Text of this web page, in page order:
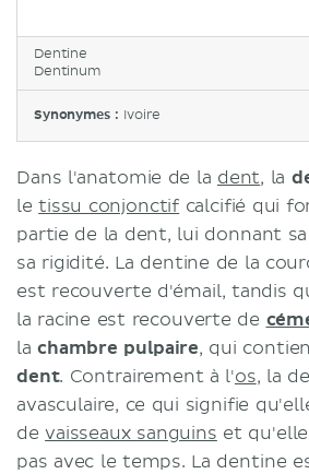
Dentine
Dentinum
Synonymes : Ivoire
Dans l'anatomie de la dent, la
letissu conjonctif calcifié qui
partie de la dent, lui donnant
sa rigidité. La dentine de la
est recouverte d'émail, tandis
la racine est recouverte de
lachambre pulpaire, qui
dent. Contrairement à l'os, la
avasculaire, ce qui signifie
devaisseaux sanguins et
pas avec le temps. La dentine